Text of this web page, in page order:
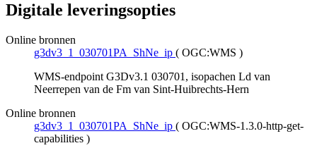
Digitale leveringsopties
Online bronnen
g3dv3_1_030701PA_ShNe_ip ( OGC:WMS )
WMS-endpoint G3Dv3.1 030701, isopachen Ld van
Neerrepen van de Fm van Sint-Huibrechts-Hern
Online bronnen
g3dv3_1_030701PA_ShNe_ip ( OGC:WMS-1.3.0-http-get-
capabilities )